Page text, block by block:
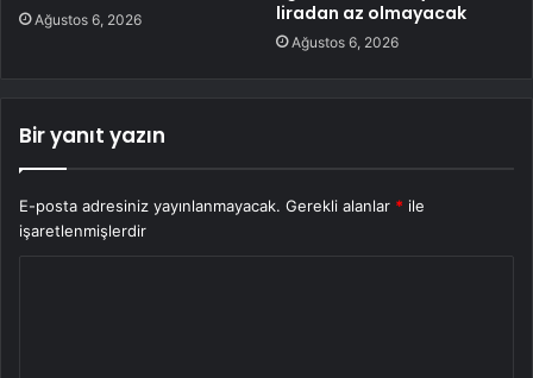
Ağustos 6, 2026
liradan az olmayacak
Ağustos 6, 2026
Bir yanıt yazın
E-posta adresiniz yayınlanmayacak. Gerekli alanlar * ile
işaretlenmişlerdir